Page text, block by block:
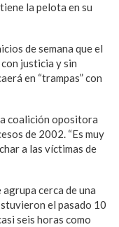
la pelota en su
de semana que el
justicia y sin
en “trampas” con
coalición opositora
de 2002. “Es muy
a las víctimas de
cerca de una
el pasado 10
seis horas como